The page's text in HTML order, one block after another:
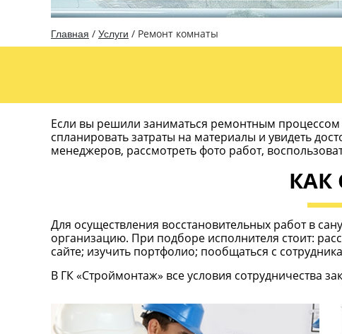
Главная / Услуги / Ремонт комнаты
Если вы решили заниматься ремонтным процессом
спланировать затраты на материалы и увидеть
менеджеров, рассмотреть фото работ,
КАК
Для осуществления восстановительных работ в
организацию. При подборе исполнителя стоит:
сайте; изучить портфолио; пообщаться с
В ГК «Строймонтаж» все условия сотрудничества